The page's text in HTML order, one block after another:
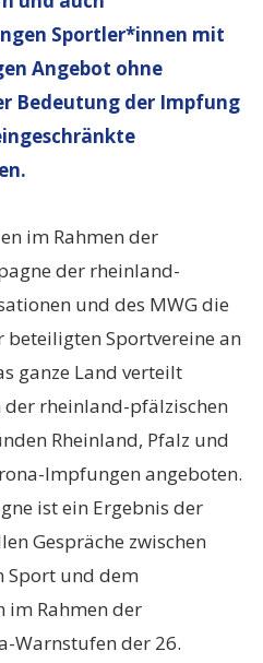
Sportler*innen mit
Angebot ohne
Bedeutung der Impfung
im Rahmen der
der rheinland-
und des MWG die
Sportvereine an
ganze Land verteilt
rheinland-pfälzischen
Rheinland, Pfalz und
Impfungen angeboten.
ist ein Ergebnis der
Gespräche zwischen
Sport und dem
Rahmen der
Warnstufen der 26.